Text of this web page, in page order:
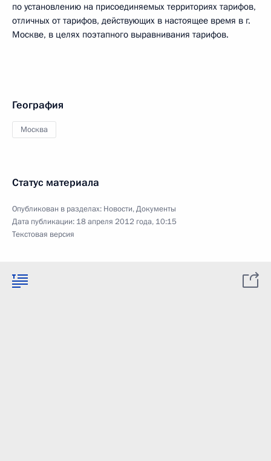
по установлению на присоединяемых территориях тарифов,
отличных от тарифов, действующих в настоящее время в г.
Москве, в целях поэтапного выравнивания тарифов.
География
Москва
Статус материала
Опубликован в разделах: Новости,Документы
Дата публикации: 18 апреля 2012 года, 10:15
Текстовая версия